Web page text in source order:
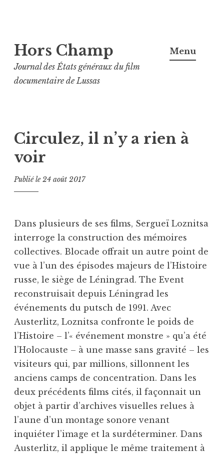
au
contenu
principal
Hors Champ
Journal des États généraux du film
documentaire de Lussas
Menu
Circulez, il n’y a rien à
voir
Publié le24 août 2017
Dans plusieurs de ses films, Sergueï Loznitsa
interroge la construction des mémoires
collectives. Blocade offrait un autre point de
vue à l’un des épisodes majeurs de l’Histoire
russe, le siège de Léningrad. The Event
reconstruisait depuis Léningrad les
événements du putsch de 1991. Avec
Austerlitz, Loznitsa confronte le poids de
l’Histoire – l’« événement monstre » qu’a été
l’Holocauste – à une masse sans gravité – les
visiteurs qui, par millions, sillonnent les
anciens camps de concentration. Dans les
deux précédents films cités, il façonnait un
objet à partir d’archives visuelles relues à
l’aune d’un montage sonore venant
inquiéter l’image et la surdéterminer. Dans
Austerlitz, il applique le même traitement à